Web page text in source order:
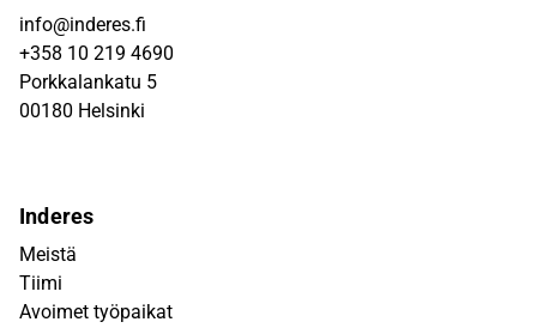
info@inderes.fi
+358 10 219 4690
Porkkalankatu 5
00180 Helsinki
Inderes
Meistä
Tiimi
Avoimet työpaikat